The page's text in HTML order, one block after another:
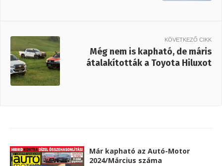
KÖVETKEZŐ CIKK
Még nem is kapható, de máris
átalakították a Toyota Hiluxot
Már kapható az Autó-Motor
2024/Március száma